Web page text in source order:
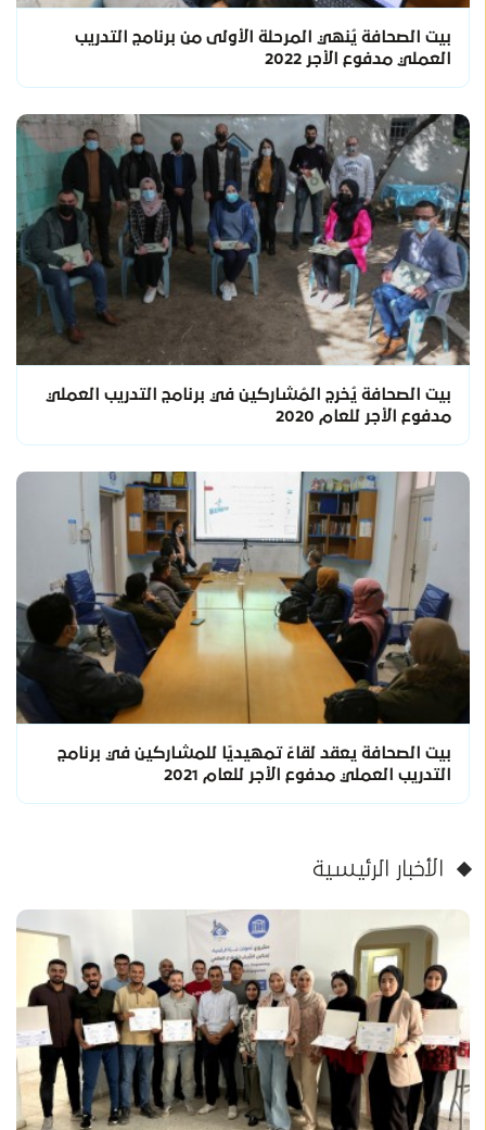
بيت الصحافة يُنهي المرحلة الأولى من برنامج التدريب
العملي مدفوع الأجر 2022
بيت الصحافة يُخرج المُشاركين في برنامج التدريب العملي
مدفوع الأجر للعام 2020
بيت الصحافة يعقد لقاءً تمهيديًا للمشاركين في برنامج
التدريب العملي مدفوع الأجر للعام 2021
الأخبار الرئيسية